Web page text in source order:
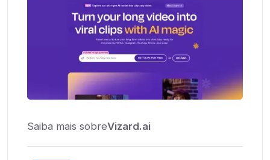
Saiba mais sobreVizard.ai